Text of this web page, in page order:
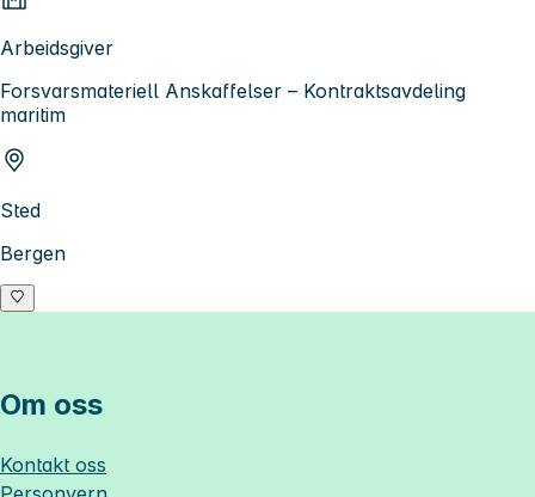
Arbeidsgiver
Forsvarsmateriell Anskaffelser – Kontraktsavdeling
maritim
Sted
Bergen
Om oss
Kontakt oss